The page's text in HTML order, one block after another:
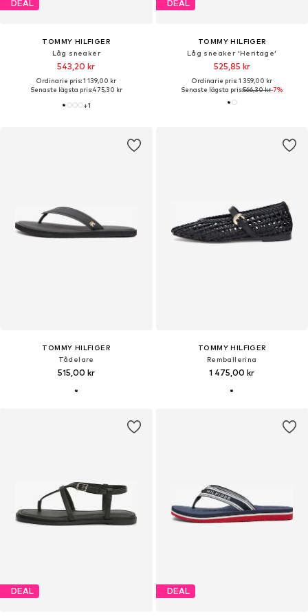
DEAL
TOMMY HILFIGER
Låg sneaker
543,20 kr
Ordinarie pris: 1 139,00 kr
Senaste lägsta pris:475,30 kr
+1
DEAL
TOMMY HILFIGER
Låg sneaker 'Heritage'
525,85 kr
Ordinarie pris: 1 359,00 kr
Senaste lägsta pris:566,30 kr-7%
TOMMY HILFIGER
Tådelare
515,00 kr
TOMMY HILFIGER
Remballerina
1 475,00 kr
DEAL DEAL